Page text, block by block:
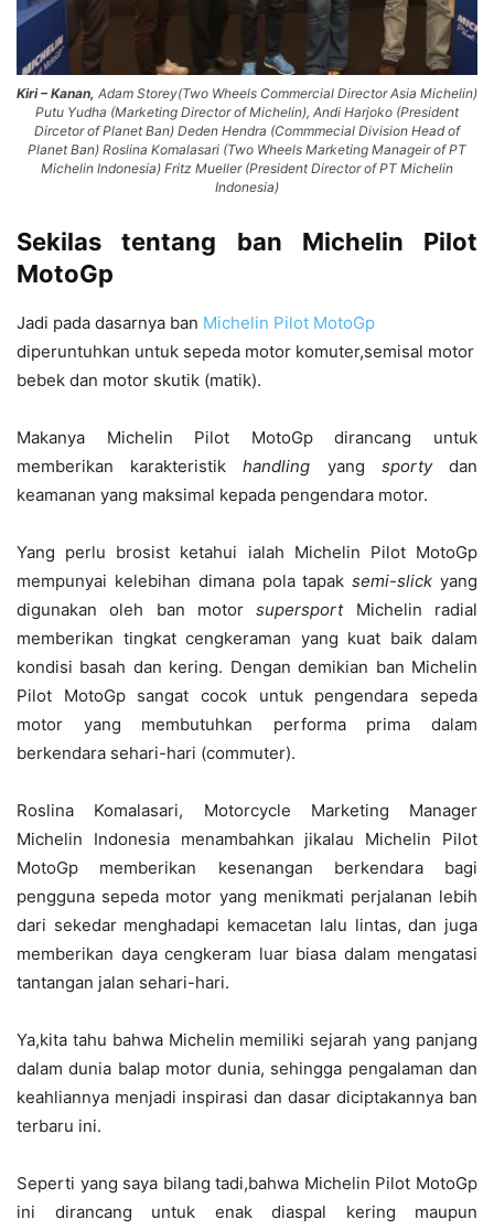
Kiri – Kanan, Adam Storey(Two Wheels Commercial Director Asia Michelin)
Putu Yudha (Marketing Director of Michelin), Andi Harjoko (President
Dircetor of Planet Ban) Deden Hendra (Commmecial Division Head of
Planet Ban) Roslina Komalasari (Two Wheels Marketing Manageir of PT
Michelin Indonesia) Fritz Mueller (President Director of PT Michelin
Indonesia)
Sekilas tentang ban Michelin Pilot
MotoGp
Jadi pada dasarnya ban Michelin Pilot MotoGp
diperuntuhkan untuk sepeda motor komuter,semisal motor
bebek dan motor skutik (matik).
Makanya Michelin Pilot MotoGp dirancang untuk
memberikan karakteristikhandling yang sportydan
keamanan yang maksimal kepada pengendara motor.
Yang perlu brosist ketahui ialah Michelin Pilot MotoGp
mempunyai kelebihan dimana pola tapaksemi-slickyang
digunakan oleh ban motorsupersportMichelin radial
memberikan tingkat cengkeraman yang kuat baik dalam
kondisi basah dan kering. Dengan demikian ban Michelin
Pilot MotoGp sangat cocok untuk pengendara sepeda
motor yang membutuhkan performa prima dalam
berkendara sehari-hari (commuter).
Roslina Komalasari, Motorcycle Marketing Manager
Michelin Indonesia menambahkan jikalau Michelin Pilot
MotoGp memberikan kesenangan berkendara bagi
pengguna sepeda motor yang menikmati perjalanan lebih
dari sekedar menghadapi kemacetan lalu lintas, dan juga
memberikan daya cengkeram luar biasa dalam mengatasi
tantangan jalan sehari-hari.
Ya,kita tahu bahwa Michelin memiliki sejarah yang panjang
dalam dunia balap motor dunia, sehingga pengalaman dan
keahliannya menjadi inspirasi dan dasar diciptakannya ban
terbaru ini.
Seperti yang saya bilang tadi,bahwa Michelin Pilot MotoGp
ini dirancang untuk enak diaspal kering maupun